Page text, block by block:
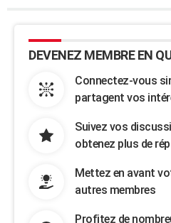
DEVENEZ MEMBRE EN
Connectez-vous
partagent vos
Suivez vos
obtenez plus de
Mettez en avant
autres membres
Profitez de